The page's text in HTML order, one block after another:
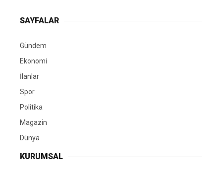
SAYFALAR
Gündem
Ekonomi
İlanlar
Spor
Politika
Magazin
Dünya
KURUMSAL